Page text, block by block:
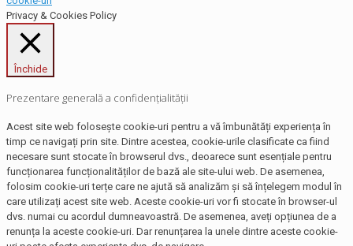
Privacy & Cookies Policy
Închide
Prezentare generală a confidențialității
Acest site web folosește cookie-uri pentru a vă îmbunătăți experiența în
timp ce navigați prin site. Dintre acestea, cookie-urile clasificate ca fiind
necesare sunt stocate în browserul dvs., deoarece sunt esențiale pentru
funcționarea funcționalităților de bază ale site-ului web. De asemenea,
folosim cookie-uri terțe care ne ajută să analizăm și să înțelegem modul în
care utilizați acest site web. Aceste cookie-uri vor fi stocate în browser-ul
dvs. numai cu acordul dumneavoastră. De asemenea, aveți opțiunea de a
renunța la aceste cookie-uri. Dar renunțarea la unele dintre aceste cookie-